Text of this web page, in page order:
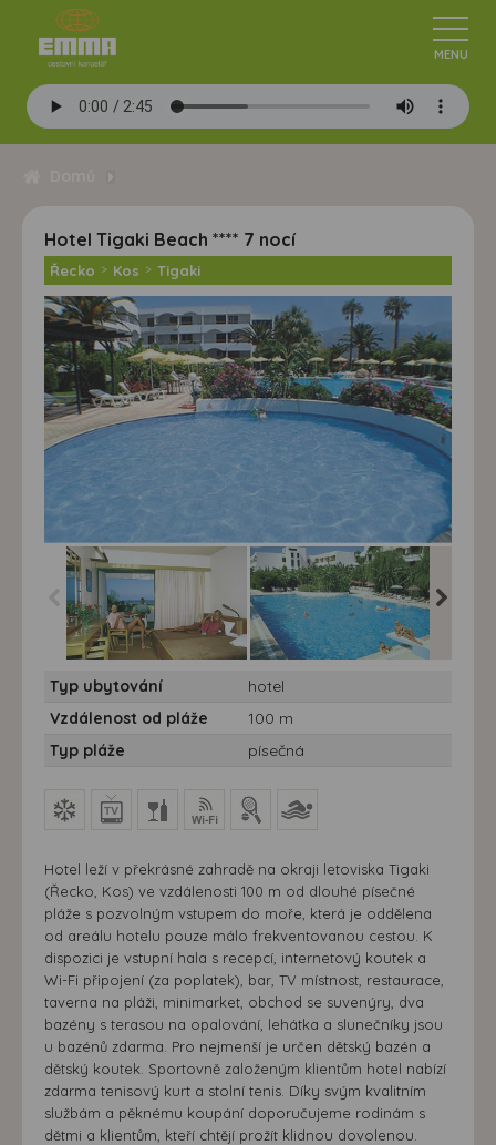
Hotel Tigaki Beach **** 7 nocí
Řecko > Kos > Tigaki
nocí - Řecko, Kos, Hotel
Tigaki Beach
nocí - Řecko, Kos, Hotel
Tigaki Beach
Typ ubytování
hotel
Vzdálenost od pláže
100 m
Typ pláže
písečná
Hotel leží v překrásné zahradě na okraji letoviska Tigaki
(Řecko, Kos) ve vzdálenosti 100 m od dlouhé písečné
pláže s pozvolným vstupem do moře, která je oddělena
od areálu hotelu pouze málo frekventovanou cestou. K
dispozici je vstupní hala s recepcí, internetový koutek a
Wi-Fi připojení (za poplatek), bar, TV místnost, restaurace,
taverna na pláži, minimarket, obchod se suvenýry, dva
bazény s terasou na opalování, lehátka a slunečníky jsou
u bazénů zdarma. Pro nejmenší je určen dětský bazén a
dětský koutek. Sportovně založeným klientům hotel nabízí
zdarma tenisový kurt a stolní tenis. Díky svým kvalitním
službám a pěknému koupání doporučujeme rodinám s
dětmi a klientům, kteří chtějí prožít klidnou dovolenou.